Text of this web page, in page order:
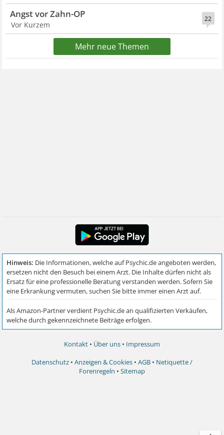
22
Angst vor Zahn-OP
Vor Kurzem
Mehr neue Themen
Kontakt • Über uns • Impressum
Datenschutz • Anzeigen & Cookies • AGB • Netiquette /
Forenregeln • Sitemap